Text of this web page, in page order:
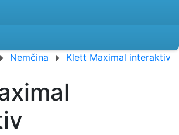
Nemčina Klett Maximal interaktiv